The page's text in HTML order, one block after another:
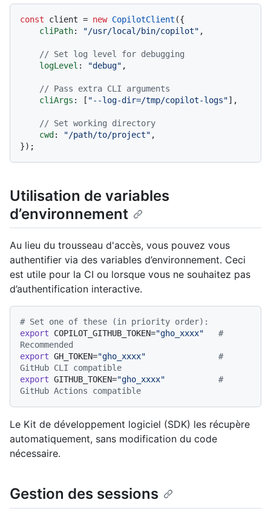
const client = new CopilotClient ({
cliPath: "/usr/local/bin/copilot" ,
// Set log level for debugging
logLevel : "debug" ,
// Pass extra CLI arguments
cliArgs : [ "--log-dir=/tmp/copilot-logs"],
// Set working directory
cwd : "/path/to/project" ,
Utilisation de variables
d’environnement
Au lieu du trousseau d'accès, vous pouvez vous
authentifier via des variables d’environnement. Ceci
est utile pour la CI ou lorsque vous ne souhaitez pas
d’authentification interactive.
# Set one of these (in priority order):
export COPILOT_GITHUB_TOKEN="gho_xxxx"
#
Recommended
export GH_TOKEN="gho_xxxx"
#
GitHub CLI compatible
export GITHUB_TOKEN="gho_xxxx"
#
GitHub Actions compatible
Le Kit de développement logiciel (SDK) les récupère
automatiquement, sans modification du code
nécessaire.
Gestion des sessions